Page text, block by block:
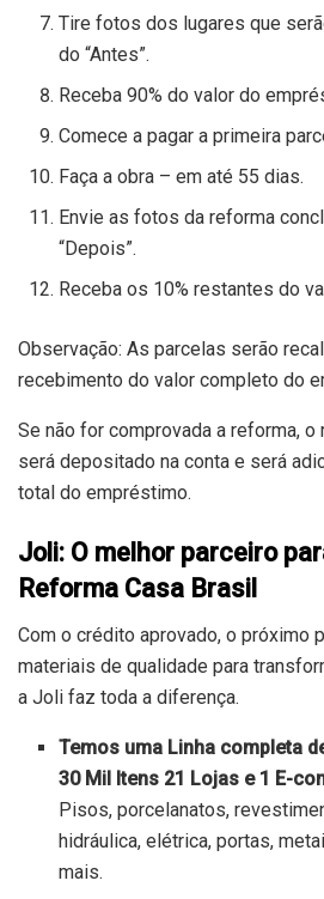
Tire fotos dos lugares que
do “Antes”.
Receba 90% do valor do
Comece a pagar a primeira
Faça a obra – em até 55 dias.
Envie as fotos da reforma
“Depois”.
Receba os 10% restantes do
Observação: As parcelas serão
recebimento do valor completo do
Se não for comprovada a reforma, o
será depositado na conta e será
total do empréstimo.
Joli: O melhor parceiro
Reforma Casa Brasil
Com o crédito aprovado, o próximo
materiais de qualidade para
a Joli faz toda a diferença.
Temos uma Linha completa
30 Mil Itens 21 Lojas e 1 E-
Pisos, porcelanatos,
hidráulica, elétrica, portas,
mais.